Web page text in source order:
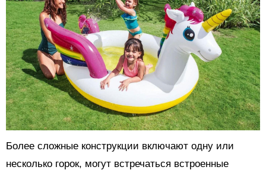
Более сложные конструкции включают одну или
несколько горок, могут встречаться встроенные